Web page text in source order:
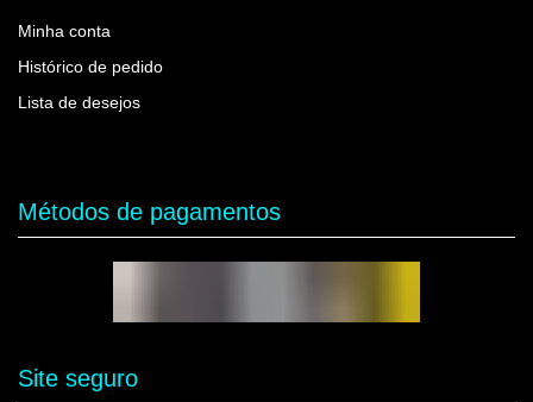
Minha conta
Histórico de pedido
Lista de desejos
Métodos de pagamentos
Site seguro